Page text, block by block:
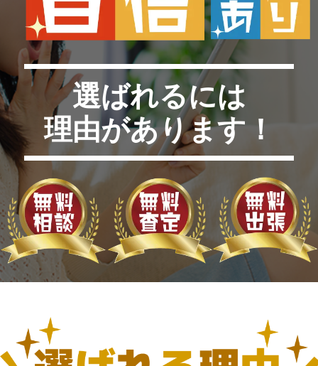
選ばれるには
理由があります！